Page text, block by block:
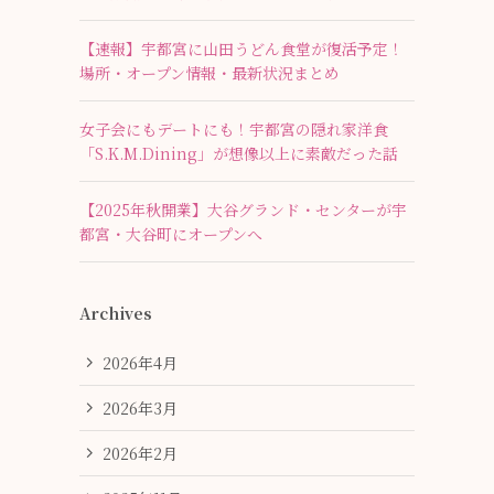
【速報】宇都宮に山田うどん食堂が復活予定！
場所・オープン情報・最新状況まとめ
女子会にもデートにも！宇都宮の隠れ家洋食
「S.K.M.Dining」が想像以上に素敵だった話
【2025年秋開業】大谷グランド・センターが宇
都宮・大谷町にオープンへ
Archives
2026年4月
2026年3月
2026年2月